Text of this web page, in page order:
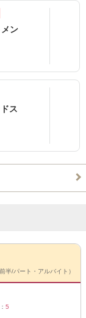
ン
ス
半/パート・アルバイト）
5